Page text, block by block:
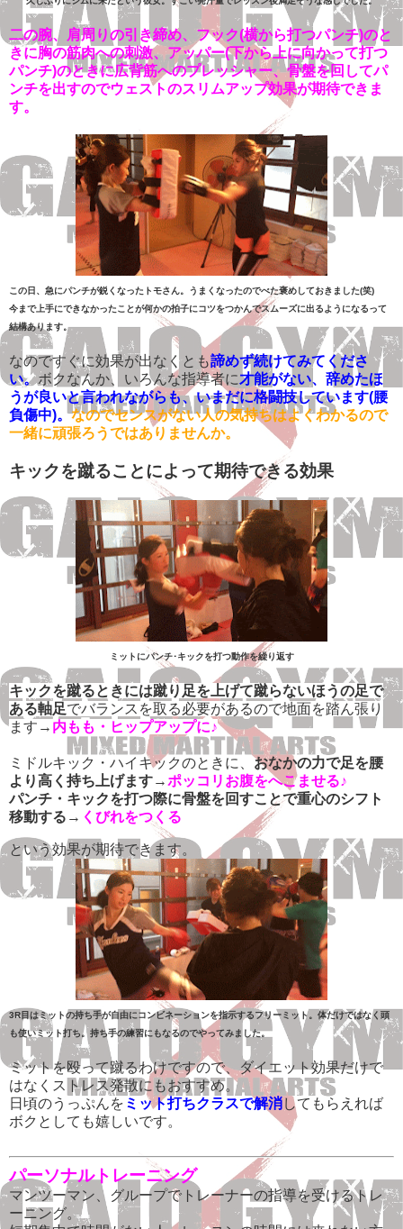
二の腕、肩周りの引き締め、フック(横から打つパンチ)のと
きに胸の筋肉への刺激、アッパー(下から上に向かって打つ
パンチ)のときに広背筋へのプレッシャー、骨盤を回してパ
ンチを出すのでウェストのスリムアップ効果が期待できま
す。
この日、急にパンチが鋭くなったトモさん。うまくなったのでべた褒めしておきました(笑)
今まで上手にできなかったことが何かの拍子にコツをつかんでスムーズに出るようになるって
結構あります。
なのですぐに効果が出なくとも諦めず続けてみてくださ
い。ボクなんか、いろんな指導者に才能がない、辞めたほ
うが良いと言われながらも、いまだに格闘技しています(腰
負傷中)。なのでセンスがない人の気持ちはよくわかるので
一緒に頑張ろうではありませんか。
キックを蹴ることによって期待できる効果
ミットにパンチ･キックを打つ動作を繰り返す
キックを蹴るときには蹴り足を上げて蹴らないほうの足で
ある軸足でバランスを取る必要があるので地面を踏ん張り
ます→ 内もも・ヒップアップに♪
ミドルキック・ハイキックのときに、 おなかの力で足を腰
より高く持ち上げます→ポッコリお腹をへこませる♪
パンチ・キックを打つ際に骨盤を回すことで重心のシフト
移動する → くびれをつくる
という効果が期待できます。
3R目はミットの持ち手が自由にコンビネーションを指示するフリーミット。体だけではなく頭
も使いミット打ち。 持ち手の練習にもなるのでやってみました。
ミットを殴って蹴るわけですので、ダイエット効果だけで
はなくストレス発散にもおすすめ。
日頃のうっぷんを ミット打ちクラスで解消してもらえれば
ボクとしても嬉しいです。
パーソナルトレーニング
マンツーマン、グループでトレーナーの指導を受けるトレ
ーニング。